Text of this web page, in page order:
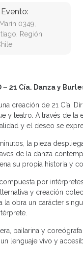
0349,
Región
– 21 Cía. Danza y
creación de 21 Cía.
y teatro. A través de
y el deseo se
la pieza
de la danza
su propia historia y
compuesta por
y creación
la obra un carácter
bailarina y
lenguaje vivo y